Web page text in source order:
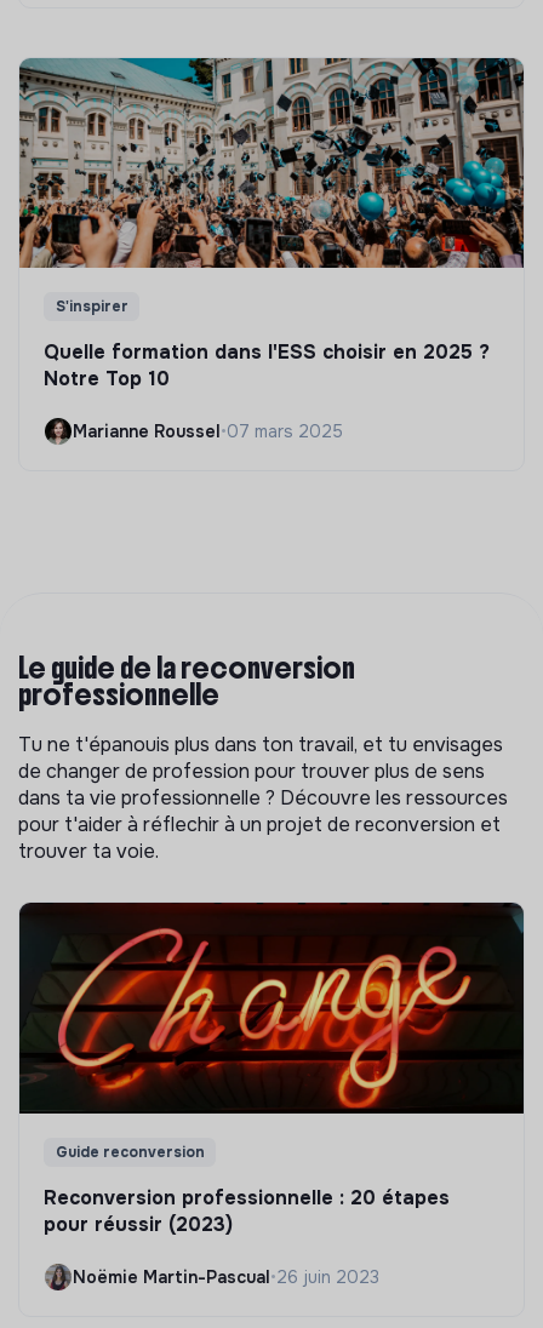
S'inspirer
Quelle formation dans l'ESS choisir en 2025 ?
Notre Top 10
Marianne Roussel•07 mars 2025
Le guide de la reconversion
professionnelle
Tu ne t'épanouis plus dans ton travail, et tu envisages
de changer de profession pour trouver plus de sens
dans ta vie professionnelle ? Découvre les ressources
pour t'aider à réflechir à un projet de reconversion et
trouver ta voie.
Guide reconversion
Reconversion professionnelle : 20 étapes
pour réussir (2023)
Noëmie Martin-Pascual•26 juin 2023